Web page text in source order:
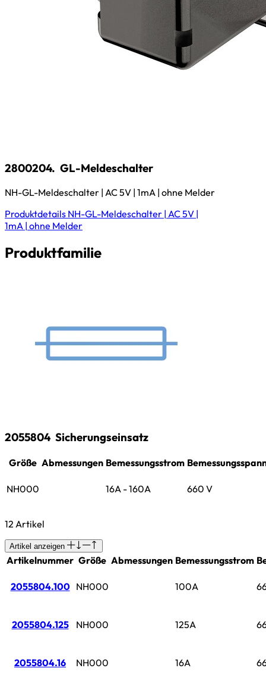
2800204. GL-Meldeschalter
NH-GL-Meldeschalter | AC 5V | 1mA | ohne Melder
Produktdetails NH-GL-Meldeschalter | AC 5V |
1mA | ohne Melder
Produktfamilie
2055804 Sicherungseinsatz
Größe Abmessungen Bemessungsstrom
NH000 16A - 160A 660 V
12 Artikel
Artikel anzeigen
Artikelnummer Größe Abmessungen Bemessungsstrom
2055804.100 NH000 100A
2055804.125 NH000 125A
2055804.16 NH000 16A